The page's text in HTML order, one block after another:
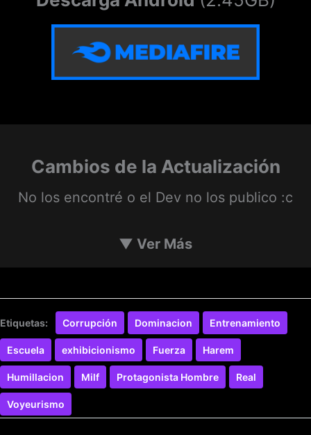
Cambios de la Actualización
No los encontré o el Dev no los publico :c
▼ Ver Más
Etiquetas: Corrupción Dominacion Entrenamiento
Escuela exhibicionismo Fuerza Harem
Humillacion Milf Protagonista Hombre Real
Voyeurismo